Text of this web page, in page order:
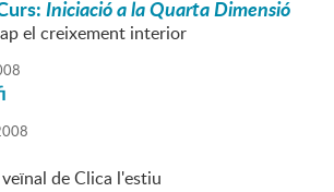
Iniciació a la Quarta Dimensió
el creixement interior
de Clica l'estiu